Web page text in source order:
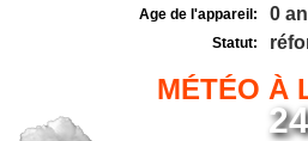
Age de l'appareil:
0
Statut:
MÉTÉO À